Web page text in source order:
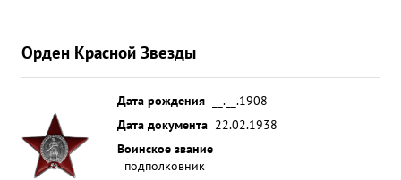
Орден Красной Звезды
Дата рождения
__.__.1908
Дата документа 22.02.1938
Воинское звание
подполковник